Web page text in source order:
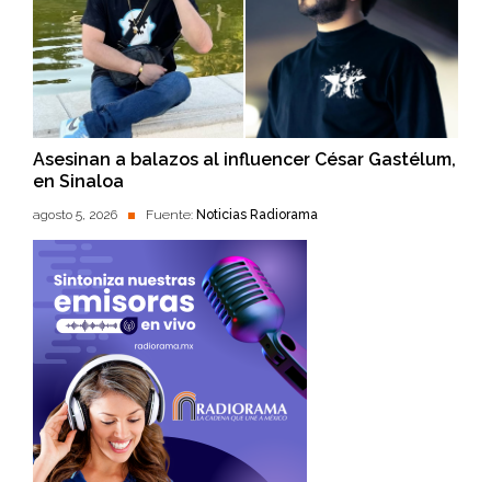
Asesinan a balazos al influencer César Gastélum,
en Sinaloa
agosto 5, 2026 Fuente: Noticias Radiorama